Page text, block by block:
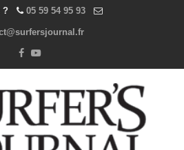
? 05 59 54 95 93